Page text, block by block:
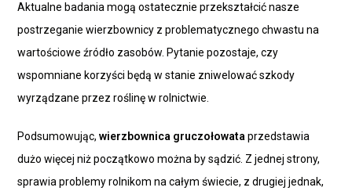
Aktualne badania mogą ostatecznie przekształcić nasze
postrzeganie wierzbownicy z problematycznego chwastu na
wartościowe źródło zasobów. Pytanie pozostaje, czy
wspomniane korzyści będą w stanie zniwelować szkody
wyrządzane przez roślinę w rolnictwie.
Podsumowując,wierzbownica gruczołowataprzedstawia
dużo więcej niż początkowo można by sądzić. Z jednej strony,
sprawia problemy rolnikom na całym świecie, z drugiej jednak,